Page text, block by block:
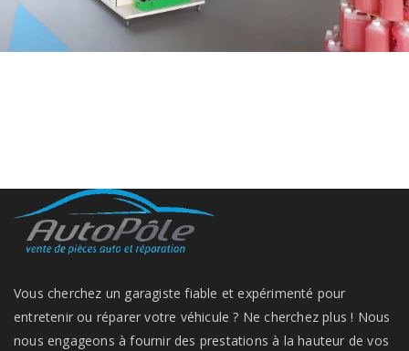
Vous cherchez un garagiste fiable et expérimenté pour
entretenir ou réparer votre véhicule ? Ne cherchez plus ! Nous
nous engageons à fournir des prestations à la hauteur de vos